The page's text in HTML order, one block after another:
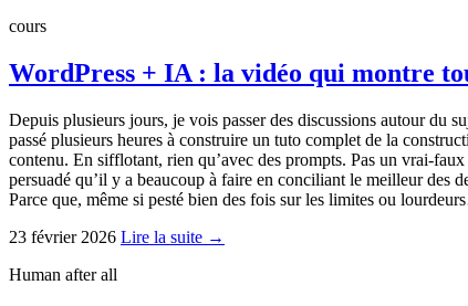
cours
WordPress + IA : la vidéo qui montre
Depuis plusieurs jours, je vois passer des discussions autour du
passé plusieurs heures à construire un tuto complet de la
contenu. En sifflotant, rien qu’avec des prompts. Pas un vrai-
persuadé qu’il y a beaucoup à faire en conciliant le meilleur des
Parce que, même si pesté bien des fois sur les limites ou
23 février 2026 Lire la suite →
Human after all